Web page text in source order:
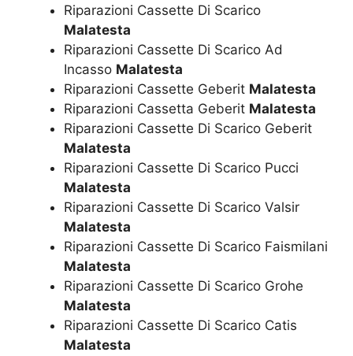
Riparazioni Cassette Di Scarico
Malatesta
Riparazioni Cassette Di Scarico Ad
Incasso Malatesta
Riparazioni Cassette Geberit Malatesta
Riparazioni Cassetta Geberit Malatesta
Riparazioni Cassette Di Scarico Geberit
Malatesta
Riparazioni Cassette Di Scarico Pucci
Malatesta
Riparazioni Cassette Di Scarico Valsir
Malatesta
Riparazioni Cassette Di Scarico Faismilani
Malatesta
Riparazioni Cassette Di Scarico Grohe
Malatesta
Riparazioni Cassette Di Scarico Catis
Malatesta